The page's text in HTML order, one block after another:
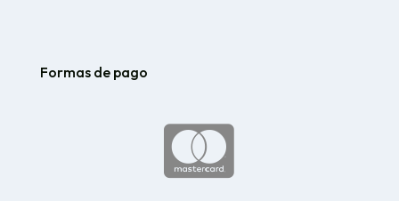
Formas de pago
